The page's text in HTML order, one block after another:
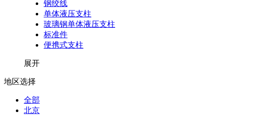
钢绞线
单体液压支柱
玻璃钢单体液压支柱
标准件
便携式支柱
展开
地区选择
全部
北京